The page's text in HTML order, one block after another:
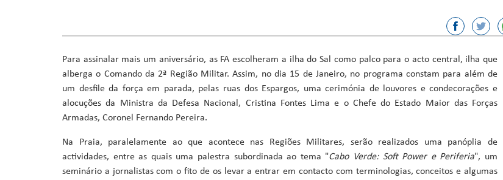
Ministra da Agricultura, Desenvolvimento Rural e Pescas
Ministro da Cultura, Industrias Criativas, Juventude e Desporto
Ministro da Reforma do Estado, Poder Local e Descentralização
Ministro do Ambiente, Ação Climática e Energia
Ministro da Coordenação de Projetos Especiais e Acesso a Fundos
Para assinalar mais um aniversário, as FA escolheram a ilha do Sal como palco para o acto central, ilha que
alberga o Comando da 2ª Região Militar. Assim, no dia 15 de Janeiro, no programa constam para além de
um desfile da força em parada, pelas ruas dos Espargos, uma cerimónia de louvores e condecorações e
alocuções da Ministra da Defesa Nacional, Cristina Fontes Lima e o Chefe do Estado Maior das Forças
Armadas, Coronel Fernando Pereira.
Na Praia, paralelamente ao que acontece nas Regiões Militares, serão realizados uma panóplia de
actividades, entre as quais uma palestra subordinada ao tema "Cabo Verde: Soft Power e Periferia", um
seminário a jornalistas com o fito de os levar a entrar em contacto com terminologias, conceitos e algumas